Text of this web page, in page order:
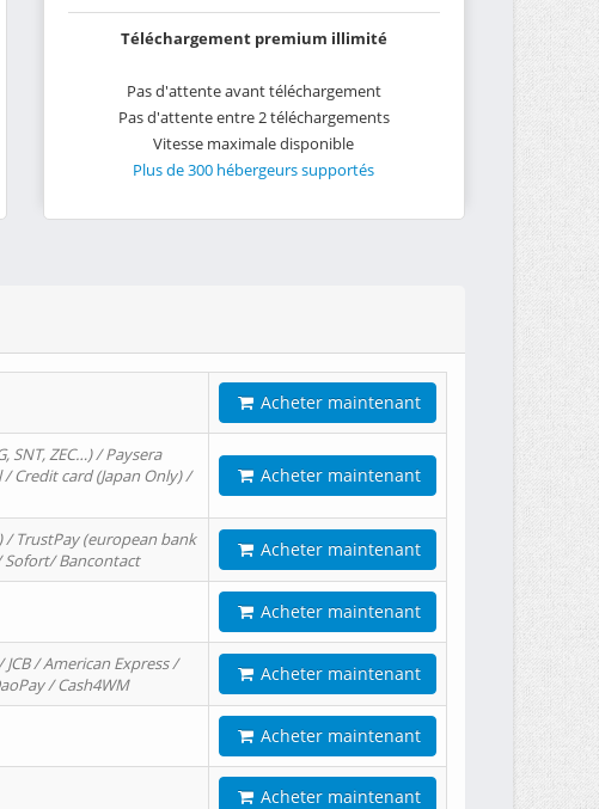
Téléchargement premium illimité
Pas d'attente avant téléchargement
Pas d'attente entre 2 téléchargements
Vitesse maximale disponible
Plus de 300 hébergeurs supportés
Acheter maintenant
SNT, ZEC…) / Paysera
Credit card (Japan Only) /
Acheter maintenant
TrustPay (european bank
Sofort/ Bancontact
Acheter maintenant
Acheter maintenant
/ American Express /
/ Cash4WM
Acheter maintenant
Acheter maintenant
Acheter maintenant